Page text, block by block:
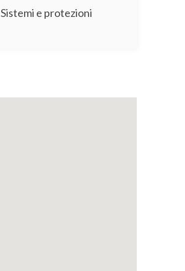
Sistemi e protezioni